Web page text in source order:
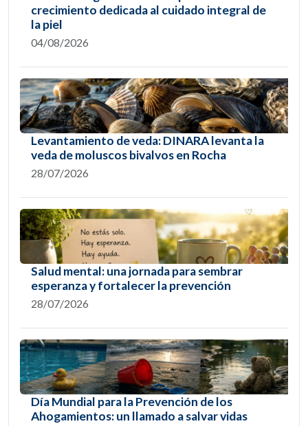
crecimiento dedicada al cuidado integral de
la piel
04/08/2026
Levantamiento de veda: DINARA levanta la
veda de moluscos bivalvos en Rocha
28/07/2026
Salud mental: una jornada para sembrar
esperanza y fortalecer la prevención
28/07/2026
Día Mundial para la Prevención de los
Ahogamientos: un llamado a salvar vidas